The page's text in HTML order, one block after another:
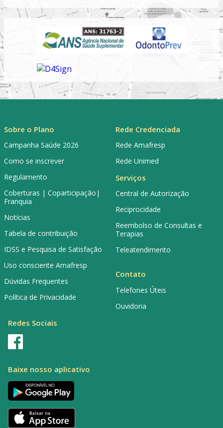
Sobre o Plano
Campanha Saúde 2026
Como se inscrever
Regulamento
Coberturas | Coparticipação|
Franquia
Notícias
Tabela de contribuição
IDSS e Pesquisa de Satisfação
Uso consciente Amafresp
Dúvidas Frequentes
Política de Privacidade
Rede Credenciada
Rede Amafresp
Rede Unimed
Serviços
Central de Autorização
Reciprocidade
Reembolso de Consultas e
Terapias
Teleatendimento
Contato
Telefones Úteis
Ouvidoria
Redes Sociais
Baixe nosso aplicativo